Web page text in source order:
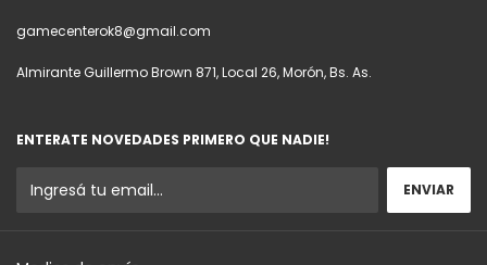
gamecenterok8@gmail.com
Almirante Guillermo Brown 871, Local 26, Morón, Bs. As.
ENTERATE NOVEDADES PRIMERO QUE NADIE!